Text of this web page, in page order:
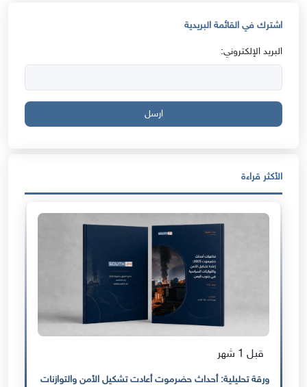
اشترك في القائمة البريدية
البريد الإلكتروني:
ارسل
الأكثر قراءة
قبل 1 شهر
ورقة تحليلية: أحداث حضرموت أعادت تشكيل الأمن والتوازنات